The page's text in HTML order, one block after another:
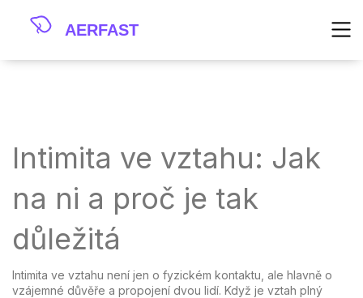
Intimita ve vztahu: Jak
na ni a proč je tak
důležitá
Intimita ve vztahu není jen o fyzickém kontaktu, ale hlavně o
vzájemné důvěře a propojení dvou lidí. Když je vztah plný